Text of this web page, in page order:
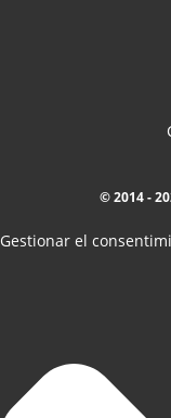
© 2014 -
Gestionar el